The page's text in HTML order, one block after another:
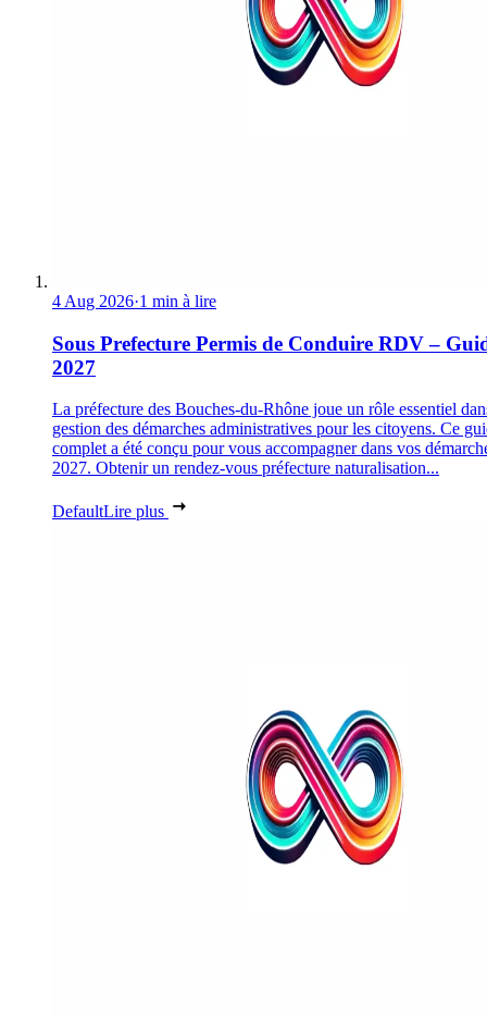
4 Aug 2026·1 min à lire
Sous Prefecture Permis de Conduire RDV –
2027
La préfecture des Bouches-du-Rhône joue un rôle essentiel
gestion des démarches administratives pour les citoyens. Ce
complet a été conçu pour vous accompagner dans vos
2027. Obtenir un rendez-vous préfecture naturalisation...
DefaultLire plus